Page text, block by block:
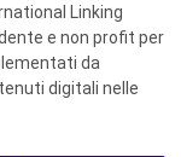
Linking
e non profit per
da
digitali nelle